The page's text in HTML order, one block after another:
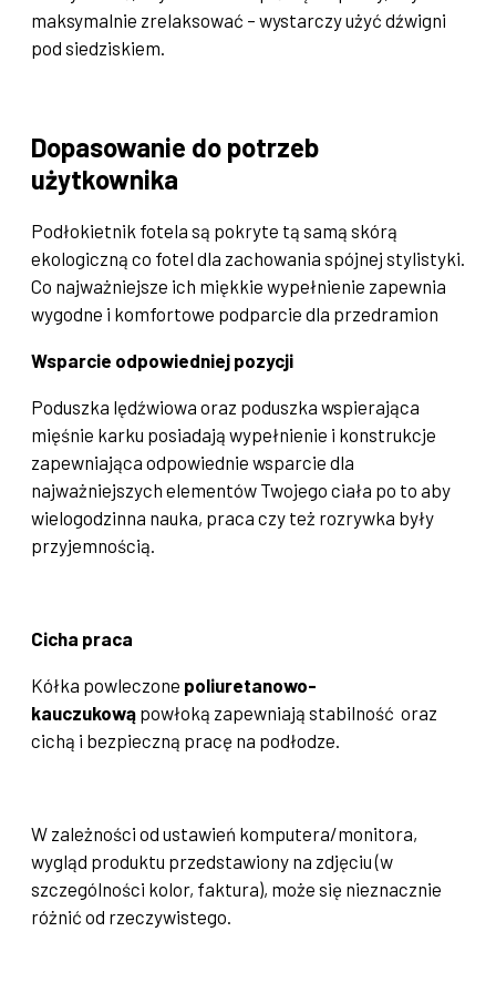
maksymalnie zrelaksować – wystarczy użyć dźwigni
pod siedziskiem.
Dopasowanie do potrzeb
użytkownika
Podłokietnik fotela są pokryte tą samą skórą
ekologiczną co fotel dla zachowania spójnej stylistyki.
Co najważniejsze ich miękkie wypełnienie zapewnia
wygodne i komfortowe podparcie dla przedramion
Wsparcie odpowiedniej pozycji
Poduszka lędźwiowa oraz poduszka wspierająca
mięśnie karku posiadają wypełnienie i konstrukcje
zapewniająca odpowiednie wsparcie dla
najważniejszych elementów Twojego ciała po to aby
wielogodzinna nauka, praca czy też rozrywka były
przyjemnością.
Cicha praca
Kółka powleczone poliuretanowo-
kauczukową powłoką zapewniają stabilność oraz
cichą i bezpieczną pracę na podłodze.
W zależności od ustawień komputera/monitora,
wygląd produktu przedstawiony na zdjęciu (w
szczególności kolor, faktura), może się nieznacznie
różnić od rzeczywistego.